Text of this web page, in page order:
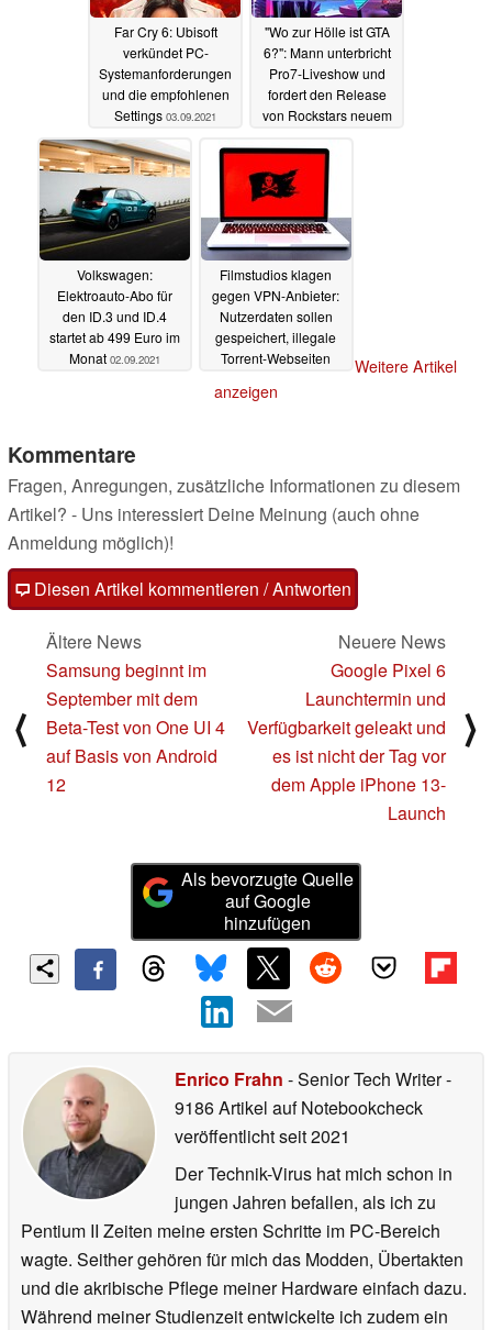
Far Cry 6: Ubisoft
verkündet PC-
Systemanforderungen
und die empfohlenen
Settings 03.09.2021
"Wo zur Hölle ist GTA
6?": Mann unterbricht
Pro7-Liveshow und
fordert den Release
von Rockstars neuem
Volkswagen:
Elektroauto-Abo für
den ID.3 und ID.4
startet ab 499 Euro im
Monat 02.09.2021
Filmstudios klagen
gegen VPN-Anbieter:
Nutzerdaten sollen
gespeichert, illegale
Torrent-Webseiten
01.09.2021
Weitere Artikel
anzeigen
Kommentare
Fragen, Anregungen, zusätzliche Informationen zu diesem
Artikel? - Uns interessiert Deine Meinung (auch ohne
Anmeldung möglich)!
Diesen Artikel kommentieren / Antworten
⟨
Ältere News
Samsung beginnt im
September mit dem
Beta-Test von One UI 4
auf Basis von Android
12
Neuere News
Google Pixel 6
Launchtermin und
Verfügbarkeit geleakt und
es ist nicht der Tag vor
dem Apple iPhone 13-
Launch
⟩
Als bevorzugte Quelle
auf Google
hinzufügen
Enrico Frahn - Senior Tech Writer-
9186 Artikel auf Notebookcheck
veröffentlichtseit 2021
Der Technik-Virus hat mich schon in
jungen Jahren befallen, als ich zu
Pentium II Zeiten meine ersten Schritte im PC-Bereich
wagte. Seither gehören für mich das Modden, Übertakten
und die akribische Pflege meiner Hardware einfach dazu.
Während meiner Studienzeit entwickelte ich zudem ein